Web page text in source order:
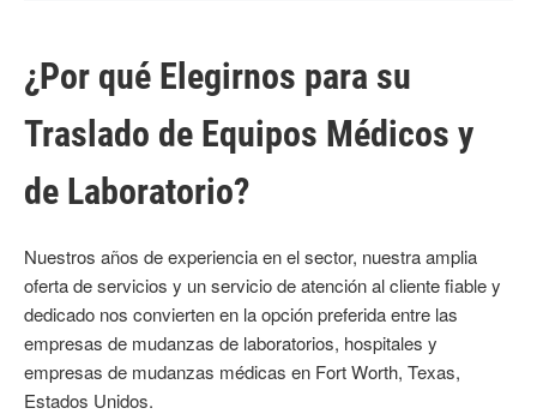
¿Por qué Elegirnos para su
Traslado de Equipos Médicos y
de Laboratorio?
Nuestros años de experiencia en el sector, nuestra amplia
oferta de servicios y un servicio de atención al cliente fiable y
dedicado nos convierten en la opción preferida entre las
empresas de mudanzas de laboratorios, hospitales y
empresas de mudanzas médicas en Fort Worth, Texas,
Estados Unidos.